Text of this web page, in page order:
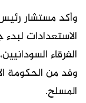
وأكد مستشار
الاستعدادات
الفرقاء
وفد من الحكومة
المسلح.